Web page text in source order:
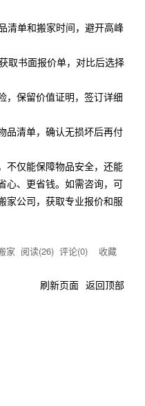
清单和搬家时间，避开高峰
取书面报价单，对比后选择
，保留价值证明，签订详细
品清单，确认无损坏后再付
不仅能保障物品安全，还能
心、更省钱。如需咨询，可
家公司，获取专业报价和服
家 阅读(26) 评论(0) 收藏
刷新页面 返回顶部